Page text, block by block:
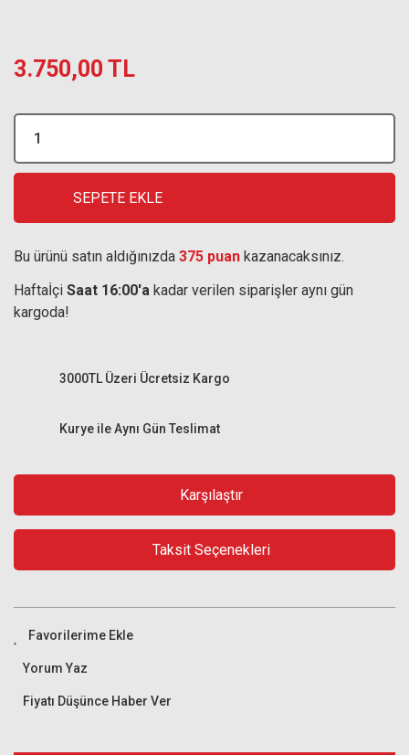
3.750,00 TL
SEPETE EKLE
Bu ürünü satın aldığınızda 375 puan kazanacaksınız.
Haftaİçi Saat 16:00'a kadar verilen siparişler aynı gün
kargoda!
Kurye ile Aynı Gün Teslimat
3000TL Üzeri Ücretsiz Kargo
Karşılaştır
Taksit Seçenekleri
Yorum Yaz
Fiyatı Düşünce Haber Ver